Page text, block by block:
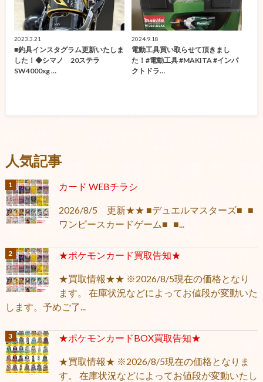
2023.3.21
■釣具インスタグラム更新いたしま
した！◆シマノ 20ステラ
SW4000xg …
2024.9.18
電動工具買い取らせて頂きまし
た！#電動工具 #MAKITA #インパ
クトドラ…
人気記事
カード WEBチラシ
2026/8/5 更新★★ ■デュエルマスターズ■ ■
ワンピースカードゲーム■ ■...
★ポケモンカード買取告知★
★買取情報★★ ※2026/8/5現在の価格となり
ます。 在庫状況などによってお値段が変動いた
します。予めご了...
★ポケモンカードBOX買取告知★
★買取情報★ ※2026/8/5現在の価格となりま
す。 在庫状況などによってお値段が変動いたし